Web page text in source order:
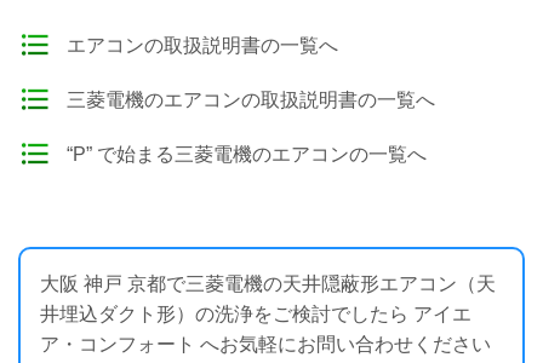
エアコンの取扱説明書の一覧へ
三菱電機のエアコンの取扱説明書の一覧へ
“P” で始まる三菱電機のエアコンの一覧へ
大阪 神戸 京都で三菱電機の天井隠蔽形エアコン（天
井埋込ダクト形）の洗浄をご検討でしたら アイエ
ア・コンフォート へお気軽にお問い合わせください